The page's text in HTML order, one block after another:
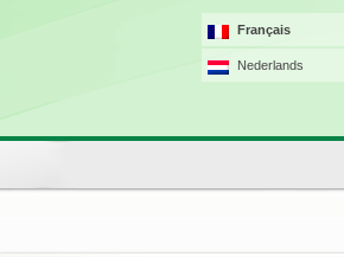
Français
Nederlands